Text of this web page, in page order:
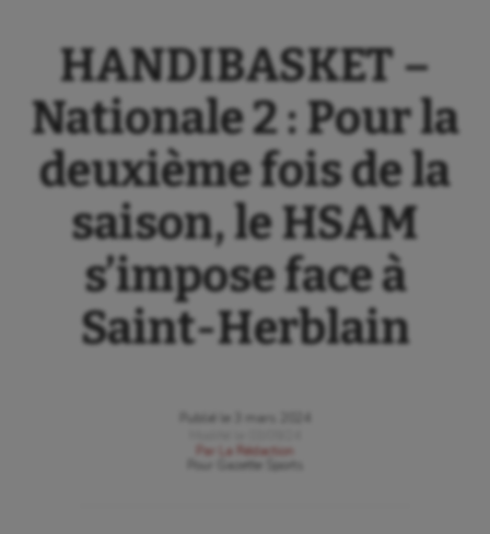
HANDIBASKET –
Nationale 2 : Pour la
deuxième fois de la
saison, le HSAM
s’impose face à
Saint-Herblain
Publié le
3 mars 2024
Par
La Rédaction
Gazette Sports